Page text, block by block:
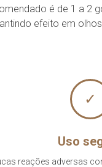
é de 1 a 2
efeito em
✓
Uso
reações adversas